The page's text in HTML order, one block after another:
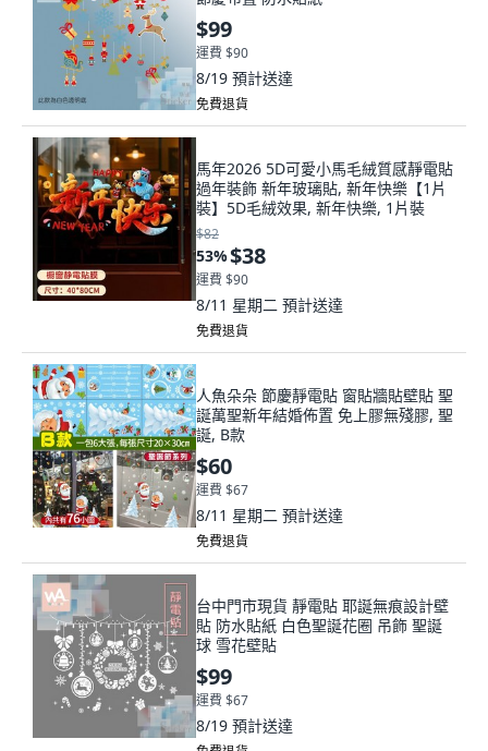
$99
運費 $90
8/19 預計送達
免費退貨
馬年2026 5D可愛小馬毛絨質感靜電貼
過年裝飾 新年玻璃貼, 新年快樂【1片
裝】5D毛絨效果, 新年快樂, 1片裝
$82
53%$38
運費 $90
8/11 星期二 預計送達
免費退貨
人魚朵朵 節慶靜電貼 窗貼牆貼壁貼 聖
誕萬聖新年結婚佈置 免上膠無殘膠, 聖
誕, B款
$60
運費 $67
8/11 星期二 預計送達
免費退貨
台中門市現貨 靜電貼 耶誕無痕設計壁
貼 防水貼紙 白色聖誕花圈 吊飾 聖誕
球 雪花壁貼
$99
運費 $67
8/19 預計送達